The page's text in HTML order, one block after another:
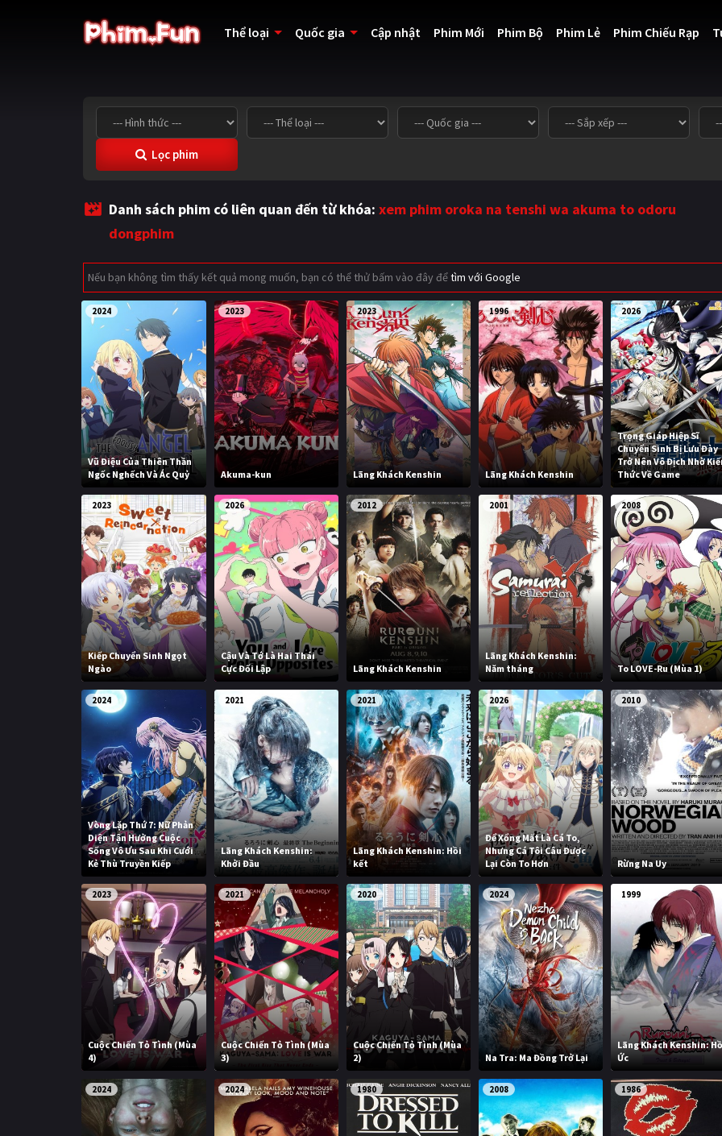
Thể loại Quốc gia Cập nhật Phim Mới Phim Bộ Phim Lẻ Phim Chiếu Rạp
Lọc phim
Danh sách phim có liên quan đến từ khóa: xem phim oroka na tenshi wa akuma to odoru
dongphim
Nếu bạn không tìm thấy kết quả mong muốn, bạn có thể thử bấm vào đây đểtìm với Google
2024
Vũ Điệu Của Thiên Thần
Ngốc Nghếch Và Ác Quỷ
2023
Akuma-kun
2023
Lãng Khách Kenshin
1996
Lãng Khách Kenshin
2026
Trọng Giáp Hiệp Sĩ
Chuyển Sinh Bị Lưu Đày
Trở Nên Vô Địch Nhờ
Thức Về Game
2023
Kiếp Chuyển Sinh Ngọt
Ngào
2026
Cậu Và Tớ Là Hai Thái
Cực Đối Lập
2012
Lãng Khách Kenshin
2001
Lãng Khách Kenshin:
Năm tháng
2008
To LOVE-Ru (Mùa 1)
2024
Vòng Lặp Thứ 7: Nữ Phản
Diện Tận Hưởng Cuộc
Sống Vô Ưu Sau Khi Cưới
Kẻ Thù Truyền Kiếp
2021
Lãng Khách Kenshin:
Khởi Đầu
2021
Lãng Khách Kenshin: Hồi
kết
2026
Để Xổng Mất Là Cá To,
Nhưng Cá Tôi Câu Được
Lại Còn To Hơn
2010
Rừng Na Uy
2023
Cuộc Chiến Tỏ Tình (Mùa
4)
2021
Cuộc Chiến Tỏ Tình (Mùa
3)
2020
Cuộc Chiến Tỏ Tình (Mùa
2)
2024
Na Tra: Ma Đồng Trở Lại
1999
Lãng Khách Kenshin:
Ức
2024 2024 1980 2008 1986